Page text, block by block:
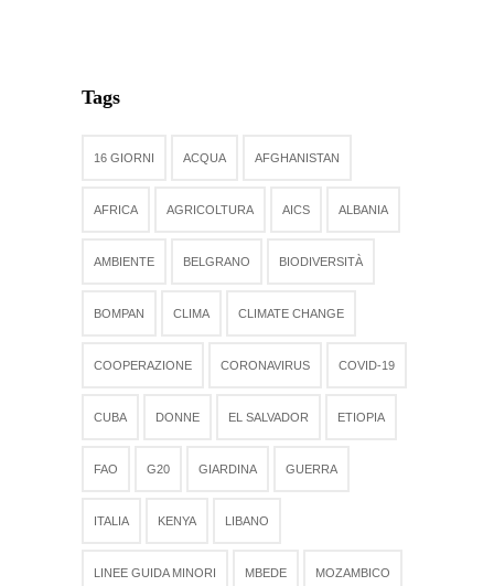
Tags
16 GIORNI ACQUA AFGHANISTAN
AFRICA AGRICOLTURA AICS ALBANIA
AMBIENTE BELGRANO BIODIVERSITÀ
BOMPAN CLIMA CLIMATE CHANGE
COOPERAZIONE CORONAVIRUS COVID-19
CUBA DONNE EL SALVADOR ETIOPIA
FAO G20 GIARDINA GUERRA
ITALIA KENYA LIBANO
LINEE GUIDA MINORI MBEDE MOZAMBICO